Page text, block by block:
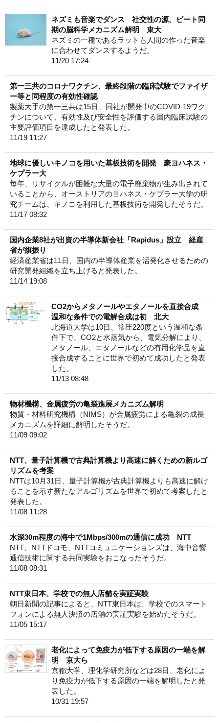
ネズミも音楽でダンス 社交性の源、ビート同
期の脳科学メカニズム解明 東大
ネズミの一種であるラットも人間の作った音楽
に合わせてダンスするようだ。
11/20 17:24
第一三共のコロナワクチン、最終段階の臨床試験でファイザ
ー等と同程度の有効性確認
製薬大手の第一三共は15日、同社が開発中のCOVID-19ワク
チンについて、有効性及び安全性を評価する国内臨床試験の
主要評価項目を達成したと発表した。
11/19 11:27
地球に優しいキノコを用いた基板技術を開発 豪ヨハネス・
ケプラー大
毎年、リサイクルが困難な大量の電子廃棄物が生み出されて
いることから、オーストリアのヨハネス・ケプラー大学の研
究チームは、キノコを利用した基板技術を開発したそうだ。
11/17 08:32
国内企業8社が出資の半導体新会社「Rapidus」設立 経産
省が旗振り
経済産業省は11日、国内の半導体産業を活発化させるための
研究開発組織を立ち上げると発表した。
11/14 19:08
CO2からメタノールやエタノールを直接合成
温和な条件での電解合成は初 北大
北海道大学は10日、常圧220度という温和な条
件下で、CO2と水蒸気から、電気分解により、
メタノール、エタノールなどの有用化学品を直
接合成することに世界で初めて成功したと発表
した。
11/13 08:48
物材機構、金属疲労の亀裂進展メカニズム解明
物質・材料研究機構（NIMS）が金属疲労による亀裂の成長
メカニズムを詳細に解明したそうだ。
11/09 09:02
NTT、量子計算機で古典計算機より高速に解くための新ルゴ
リズムを考案
NTTは10月31日、量子計算機が古典計算機よりも高速に解け
ることを示す新たなアルゴリズムを世界で初めて考案したと
発表した。
11/08 11:28
水深30m程度の海中で1Mbps/300mの通信に成功 NTT
NTT、NTTドコモ、NTTコミュニケーションズは、海中音響
通信技術に関する共同実験をおこなったそうだ。
11/08 08:31
NTT東日本、学校での無人店舗を実証実験
朝日新聞の記事によると、NTT東日本は、学校でのスマート
フォンによる無人決済の店舗の実証実験を始めたそうだ。
11/05 15:17
老化によって免疫力が低下する原因の一端を解
明 京大ら
京都大学、理化学研究所などは28日、老化によ
り免疫力が低下する原因の一端を解明したと発
表した。
10/31 19:57